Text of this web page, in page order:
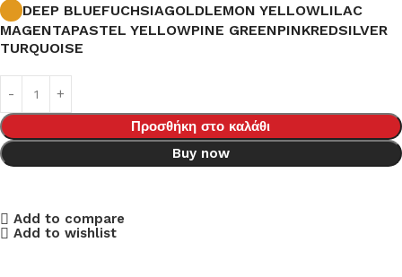
DEEP BLUEFUCHSIAGOLDLEMON YELLOWLILAC
MAGENTAPASTEL YELLOWPINE GREENPINKREDSILVER
TURQUOISE
Προσθήκη στο καλάθι
Buy now
Add to compare
Add to wishlist